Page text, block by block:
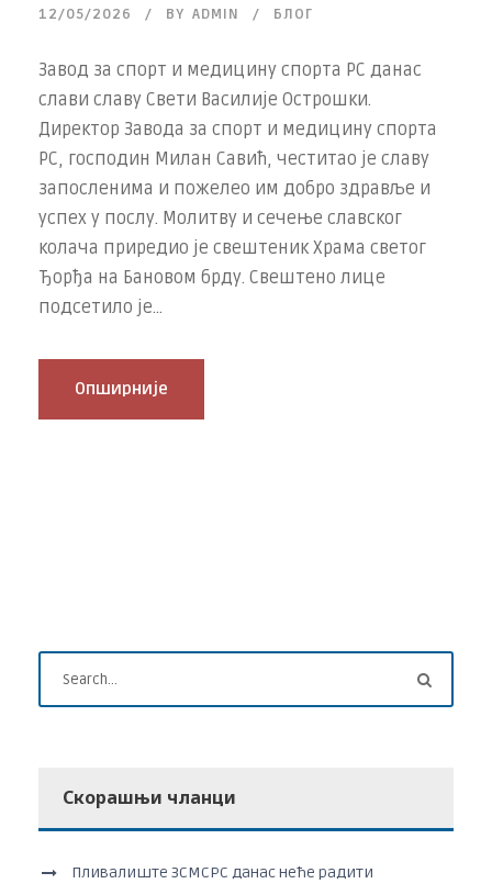
12/05/2026 BY ADMIN БЛОГ
Завод за спорт и медицину спорта РС данас
слави славу Свети Василије Острошки.
Директор Завода за спорт и медицину спорта
РС, господин Милан Савић, честитао је славу
запосленима и пожелео им добро здравље и
успех у послу. Молитву и сечење славског
колача приредио је свештеник Храма светог
Ђорђа на Бановом брду. Свештено лице
подсетило је...
Опширније
Скорашњи чланци
Пливалиште ЗСМСРС данас неће радити